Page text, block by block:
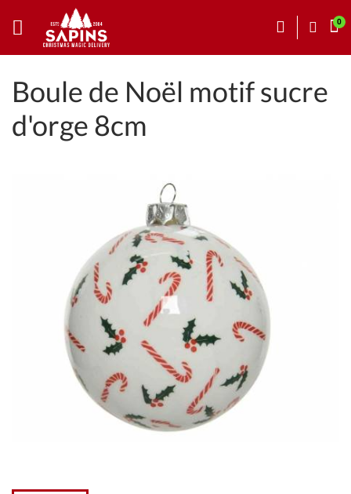
Boule de Noël motif sucre
d'orge 8cm